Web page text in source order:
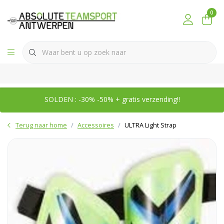
0
SOLDEN : -30% -50% + gratis verzending!!
Terug naar home Accessoires ULTRA Light Strap